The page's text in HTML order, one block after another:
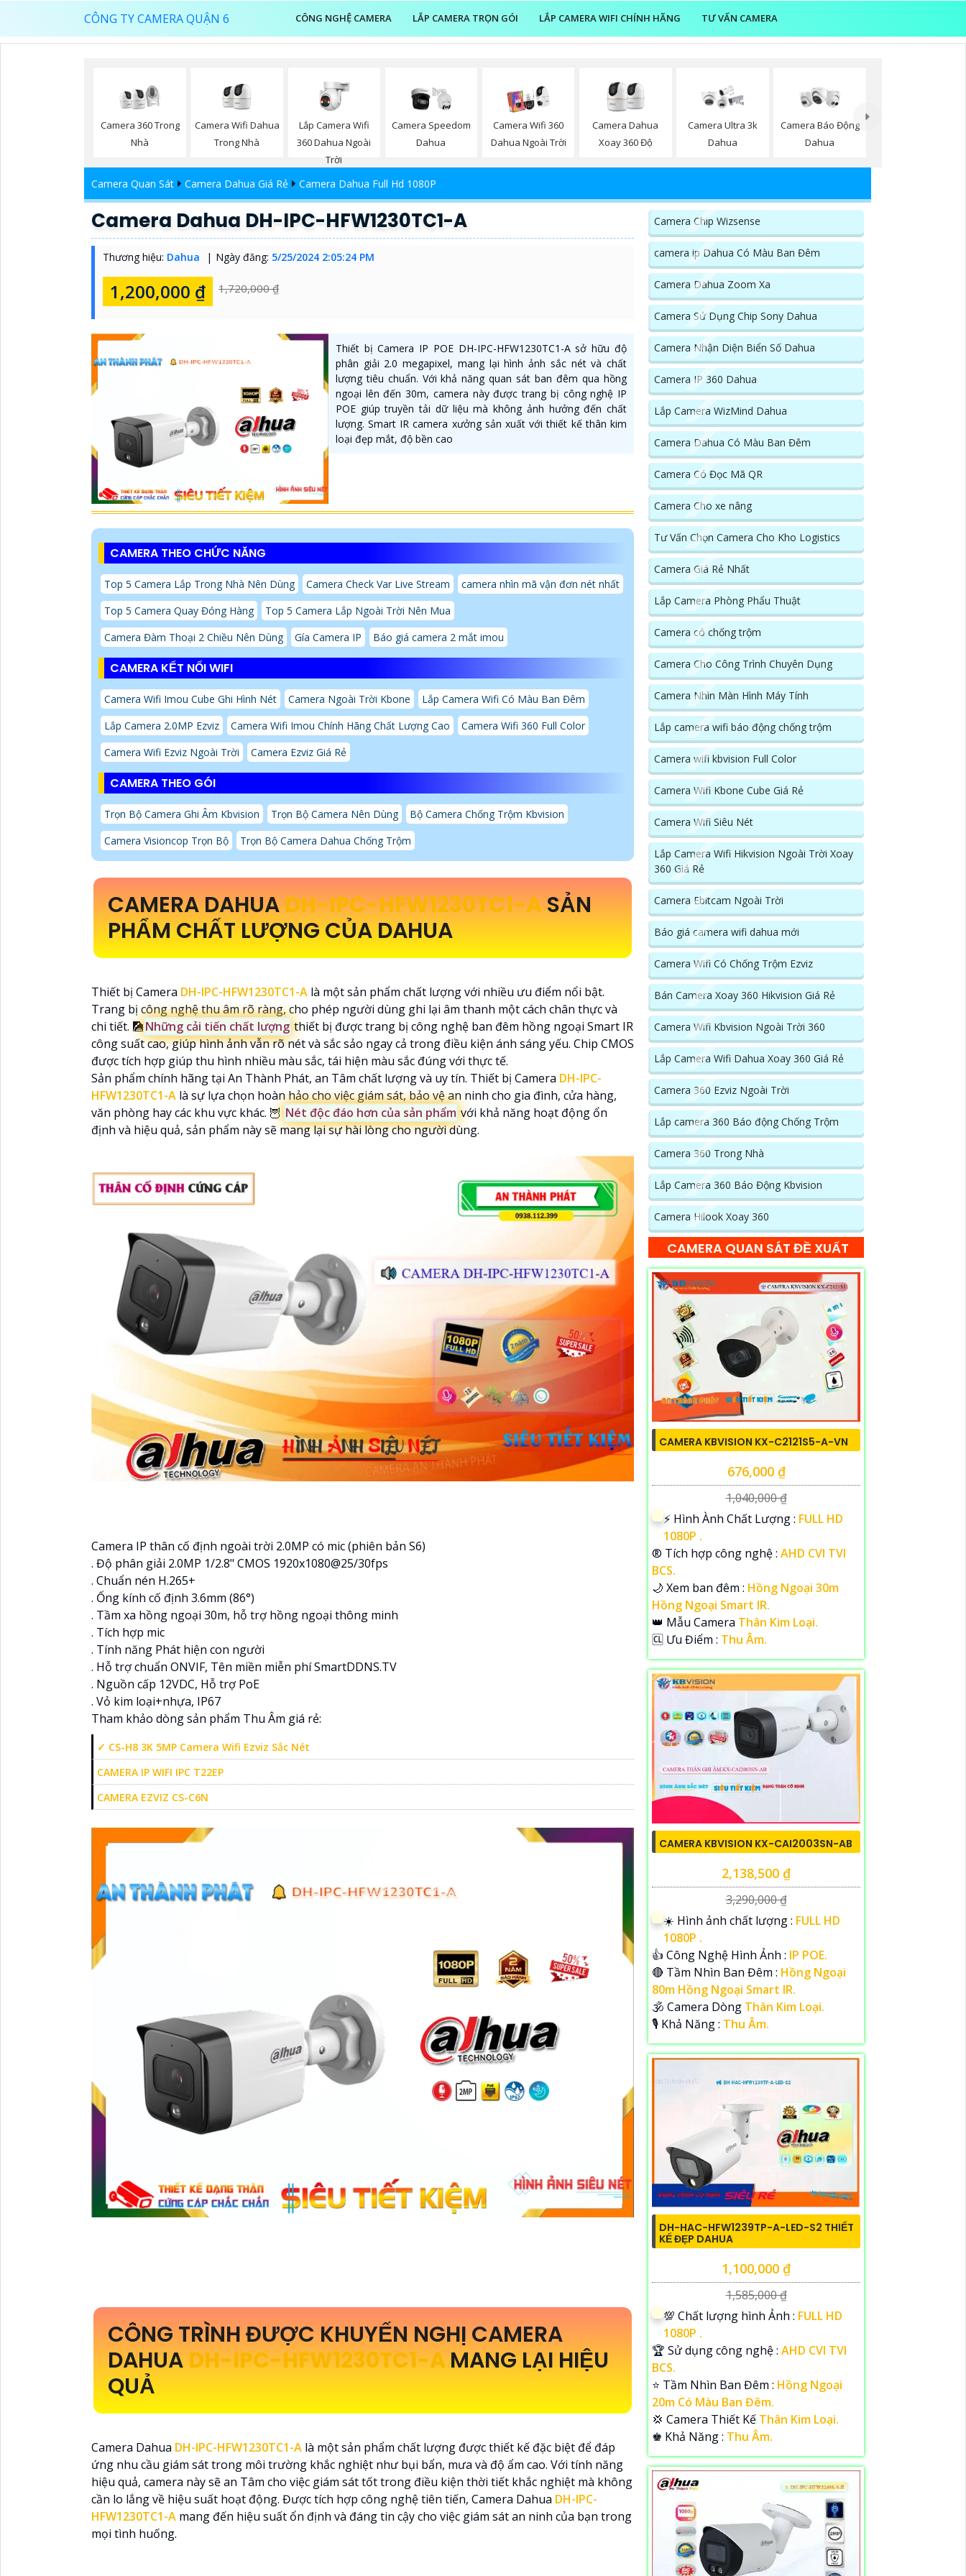
CÔNG TY CAMERA QUẬN 6 CÔNG NGHỆ CAMERA LẮP CAMERA TRỌN GÓI LẮP CAMERA WIFI CHÍNH HÃNG TƯ VẤN CAMERA
Camera 360 Trong
Nhà
Camera Wifi Dahua
Trong Nhà
Lắp Camera Wifi
360 Dahua Ngoài
Trời
Camera Speedom
Dahua
Camera Wifi 360
Dahua Ngoài Trời
Camera Dahua
Xoay 360 Độ
Camera Ultra 3k
Dahua
Camera Báo Động
Dahua
Camera Quan Sát Camera Dahua Giá Rẻ Camera Dahua Full Hd 1080P
Camera Dahua DH-IPC-HFW1230TC1-A
Thương hiệu: Dahua Ngày đăng: 5/25/2024 2:05:24 PM
1,200,000 ₫ 1,720,000 ₫
Thiết bị Camera IP POE DH-IPC-HFW1230TC1-A sở hữu độ
phân giải 2.0 megapixel, mang lại hình ảnh sắc nét và chất
lượng tiêu chuẩn. Với khả năng quan sát ban đêm qua hồng
ngoại lên đến 30m, camera này được trang bị công nghệ IP
POE giúp truyền tải dữ liệu mà không ảnh hưởng đến chất
lượng. Smart IR camera xưởng sản xuất với thiết kế thân kim
loại đẹp mắt, độ bền cao
CAMERA THEO CHỨC NĂNG
Top 5 Camera Lắp Trong Nhà Nên Dùng Camera Check Var Live Stream
camera nhìn mã vận đơn nét nhất
Top 5 Camera Quay Đóng Hàng
Top 5 Camera Lắp Ngoài Trời Nên Mua
Camera Đàm Thoại 2 Chiều Nên Dùng
Gía Camera IP Báo giá camera 2 mắt imou
CAMERA KẾT NỐI WIFI
Camera Wifi Imou Cube Ghi Hình Nét Camera Ngoài Trời Kbone
Lắp Camera Wifi Có Màu Ban Đêm
Lắp Camera 2.0MP Ezviz
Camera Wifi Imou Chính Hãng Chất Lượng Cao
Camera Wifi 360 Full Color
Camera Wifi Ezviz Ngoài Trời
Camera Ezviz Giá Rẻ
CAMERA THEO GÓI
Trọn Bộ Camera Ghi Âm Kbvision Trọn Bộ Camera Nên Dùng
Bộ Camera Chống Trộm Kbvision
Camera Visioncop Trọn Bộ
Trọn Bộ Camera Dahua Chống Trộm
CAMERA DAHUADH-IPC-HFW1230TC1-ASẢN
PHẨM CHẤT LƯỢNG CỦA DAHUA
Thiết bị Camera DH-IPC-HFW1230TC1-A là một sản phẩm chất lượng với nhiều ưu điểm nổi bật.
Trang bị công nghệ thu âm rõ ràng, cho phép người dùng ghi lại âm thanh một cách chân thực và
chi tiết. 🎑Những cải tiến chất lượng thiết bị được trang bị công nghệ ban đêm hồng ngoại Smart IR
công suất cao, giúp hình ảnh vẫn rõ nét và sắc sảo ngay cả trong điều kiện ánh sáng yếu. Chip CMOS
được tích hợp giúp thu hình nhiều màu sắc, tái hiện màu sắc đúng với thực tế.
Sản phẩm chính hãng tại An Thành Phát, an Tâm chất lượng và uy tín. Thiết bị Camera DH-IPC-
HFW1230TC1-A là sự lựa chọn hoàn hảo cho việc giám sát, bảo vệ an ninh cho gia đình, cửa hàng,
văn phòng hay các khu vực khác. 🦉 Nét độc đáo hơn của sản phẩm với khả năng hoạt động ổn
định và hiệu quả, sản phẩm này sẽ mang lại sự hài lòng cho người dùng.
Camera IP thân cố định ngoài trời 2.0MP có mic (phiên bản S6)
. Độ phân giải 2.0MP 1/2.8" CMOS 1920x1080@25/30fps
. Chuẩn nén H.265+
. Ống kính cố định 3.6mm (86°)
. Tầm xa hồng ngoại 30m, hỗ trợ hồng ngoại thông minh
. Tích hợp mic
. Tính năng Phát hiện con người
. Hỗ trợ chuẩn ONVIF, Tên miền miễn phí SmartDDNS.TV
. Nguồn cấp 12VDC, Hỗ trợ PoE
. Vỏ kim loại+nhựa, IP67
Tham khảo dòng sản phẩm Thu Âm giá rẻ:
✓ CS-H8 3K 5MP Camera Wifi Ezviz Sắc Nét
CAMERA IP WIFI IPC T22EP
CAMERA EZVIZ CS-C6N
CÔNG TRÌNH ĐƯỢC KHUYẾN NGHỊ CAMERA
DAHUA DH-IPC-HFW1230TC1-AMANG LẠI HIỆU
QUẢ
Camera Dahua DH-IPC-HFW1230TC1-A là một sản phẩm chất lượng được thiết kế đặc biệt để đáp
ứng nhu cầu giám sát trong môi trường khắc nghiệt như bụi bẩn, mưa và độ ẩm cao. Với tính năng
hiệu quả, camera này sẽ an Tâm cho việc giám sát tốt trong điều kiện thời tiết khắc nghiệt mà không
cần lo lắng về hiệu suất hoạt động. Được tích hợp công nghệ tiên tiến, Camera Dahua DH-IPC-
HFW1230TC1-A mang đến hiệu suất ổn định và đáng tin cậy cho việc giám sát an ninh của bạn trong
mọi tình huống.
Camera Chip Wizsense
camera ip Dahua Có Màu Ban Đêm
Camera Dahua Zoom Xa
Camera Sử Dụng Chip Sony Dahua
Camera Nhận Diện Biển Số Dahua
Camera IP 360 Dahua
Lắp Camera WizMind Dahua
Camera Dahua Có Màu Ban Đêm
Camera Có Đọc Mã QR
Camera Cho xe nâng
Tư Vấn Chọn Camera Cho Kho Logistics
Camera Giá Rẻ Nhất
Lắp Camera Phòng Phẩu Thuật
Camera có chống trộm
Camera Cho Công Trình Chuyên Dụng
Camera Nhìn Màn Hình Máy Tính
Lắp camera wifi báo động chống trộm
Camera wifi kbvision Full Color
Camera Wifi Kbone Cube Giá Rẻ
Camera Wifi Siêu Nét
Lắp Camera Wifi Hikvision Ngoài Trời Xoay
360 Giá Rẻ
Camera Ebitcam Ngoài Trời
Báo giá camera wifi dahua mới
Camera Wifi Có Chống Trộm Ezviz
Bán Camera Xoay 360 Hikvision Giá Rẻ
Camera Wifi Kbvision Ngoài Trời 360
Lắp Camera Wifi Dahua Xoay 360 Giá Rẻ
Camera 360 Ezviz Ngoài Trời
Lắp camera 360 Báo động Chống Trộm
Camera 360 Trong Nhà
Lắp Camera 360 Báo Động Kbvision
Camera Hilook Xoay 360
CAMERA QUAN SÁT ĐỀ XUẤT
CAMERA KBVISION KX-C2121S5-A-VN
676,000 ₫
1,040,000 ₫
️⚡ Hình Ành Chất Lượng : FULL HD
1080P .
®️ Tích hợp công nghệ : AHD CVI TVI
BCS.
🌙 Xem ban đêm : Hồng Ngoại 30m
Hồng Ngoại Smart IR.
👑 Mẫu Camera Thân Kim Loại.
️🆑 Ưu Điểm : Thu Âm.
CAMERA KBVISION KX-CAI2003SN-AB
2,138,500 ₫
3,290,000 ₫
☀️ Hình ảnh chất lượng : FULL HD
1080P .
👍 Công Nghệ Hình Ảnh : IP POE.
🔴 Tầm Nhìn Ban Đêm : Hồng Ngoại
80m Hồng Ngoại Smart IR.
🕉️ Camera Dòng Thân Kim Loại.
️🎙 Khả Năng : Thu Âm.
DH-HAC-HFW1239TP-A-LED-S2 THIẾT
KẾ ĐẸP DAHUA
1,100,000 ₫
1,585,000 ₫
💯 Chất lượng hình Ảnh : FULL HD
1080P .
🏆 Sử dụng công nghệ : AHD CVI TVI
BCS.
⭐ Tầm Nhìn Ban Đêm : Hồng Ngoại
20m Có Màu Ban Đêm.
💢 Camera Thiết Kế Thân Kim Loại.
️♚ Khả Năng : Thu Âm.